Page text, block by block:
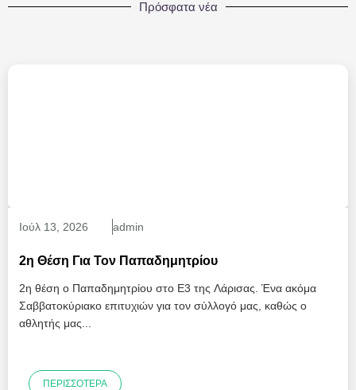
Πρόσφατα νέα
Ιούλ 13 , 2026 admin
2η Θέση Για Τον Παπαδημητρίου
2η θέση ο Παπαδημητρίου στο Ε3 της Λάρισας. Ένα ακόμα
Σαββατοκύριακο επιτυχιών για τον σύλλογό μας, καθώς ο
αθλητής μας...
ΠΕΡΙΣΣΌΤΕΡΑ